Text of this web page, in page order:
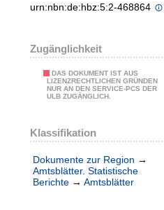
urn:nbn:de:hbz:5:2-468864
Zugänglichkeit
DAS DOKUMENT IST AUS
LIZENZRECHTLICHEN GRÜNDEN
NUR AN DEN SERVICE-PCS DER
ULB ZUGÄNGLICH.
Klassifikation
Dokumente zur Region →
Amtsblätter. Statistische
Berichte → Amtsblätter